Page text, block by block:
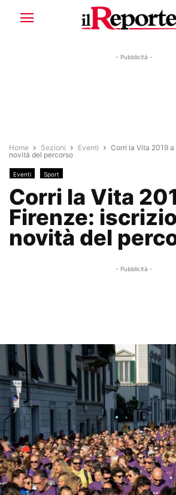
- Pubblicità -
Home Sezioni Eventi
Corri la Vita 2019
novità del percorso
Eventi Sport
Corri la Vita
Firenze:
novità del
- Pubblicità -